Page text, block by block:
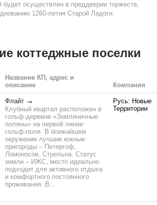
будет осуществлен в преддверии торжеств,
1260-летия Старой Ладоги.
коттеджные поселки
Название КП, адрес и
описание
Компания
Флайт
Клубный квартал расположен в
гольф-деревне «Земляничные
поляны» на первой линии
гольф-поля. В ближайшем
окружении лучшие южные
пригороды – Петергоф,
Ломоносов, Стрельна. Статус
земли – ИЖС, место идеально
подходит для активного отдыха
и комфортного постоянного
проживания. В...
Русь: Новые
Территории